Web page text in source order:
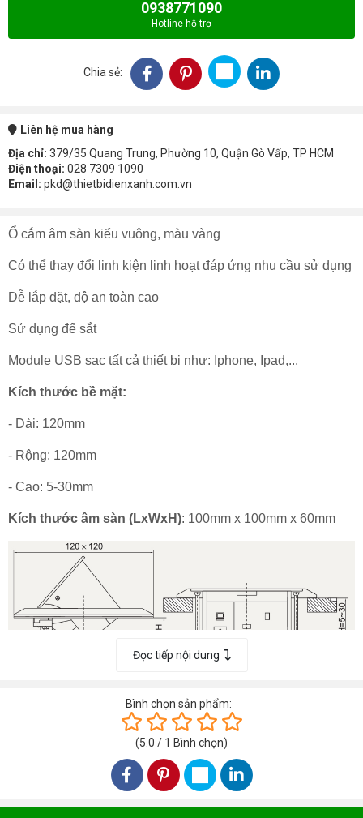
0938771090
Hotline hỗ trợ
Chia sẻ:
Liên hệ mua hàng
Địa chỉ: 379/35 Quang Trung, Phường 10, Quận Gò Vấp, TP HCM
Điện thoại: 028 7309 1090
Email: pkd@thietbidienxanh.com.vn
Ổ cắm âm sàn kiểu vuông, màu vàng
Có thể thay đổi linh kiện linh hoạt đáp ứng nhu cầu sử dụng
Dễ lắp đặt, độ an toàn cao
Sử dụng đế sắt
Module USB sạc tất cả thiết bị như: Iphone, Ipad,...
Kích thước bề mặt:
- Dài: 120mm
- Rộng: 120mm
- Cao: 5-30mm
Kích thước âm sàn (LxWxH): 100mm x 100mm x 60mm
Đọc tiếp nội dung
Bình chọn sản phẩm:
(5.0 / 1 Bình chọn)